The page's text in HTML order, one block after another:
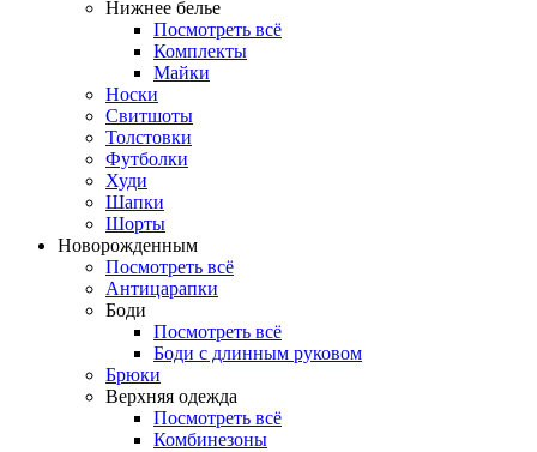
Нижнее белье
Посмотреть всё
Комплекты
Майки
Носки
Свитшоты
Толстовки
Футболки
Худи
Шапки
Шорты
Новорожденным
Посмотреть всё
Антицарапки
Боди
Посмотреть всё
Боди с длинным руковом
Брюки
Верхняя одежда
Посмотреть всё
Комбинезоны